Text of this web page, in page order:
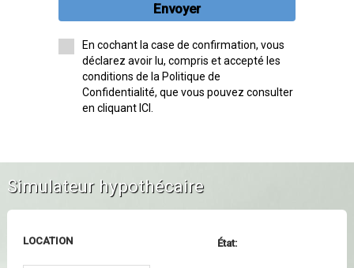
Envoyer
En cochant la case de confirmation, vous
déclarez avoir lu, compris et accepté les
conditions de la Politique de
Confidentialité, que vous pouvez consulter
en cliquant ICI.
Simulateur hypothécaire
LOCATION État: